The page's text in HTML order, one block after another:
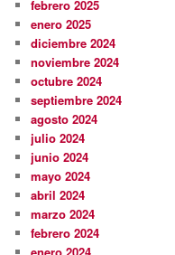
febrero 2025
enero 2025
diciembre 2024
noviembre 2024
octubre 2024
septiembre 2024
agosto 2024
julio 2024
junio 2024
mayo 2024
abril 2024
marzo 2024
febrero 2024